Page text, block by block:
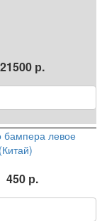
21500 р.
бампера левое
450 р.